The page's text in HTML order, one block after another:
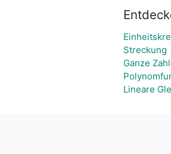
Streckung
Ganze
Lineare